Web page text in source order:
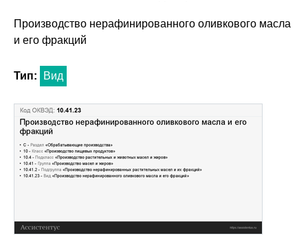
Производство нерафинированного оливкового масла
и его фракций
Тип: Вид